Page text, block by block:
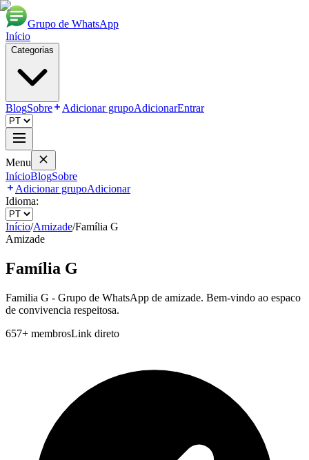
Grupo de WhatsApp
Início
Categorias
BlogSobre Adicionar grupoAdicionarEntrar
Menu
InícioBlogSobre
Adicionar grupoAdicionar
Idioma:
Início/Amizade/Família G
Amizade
Família G
Familia G - Grupo de WhatsApp de amizade. Bem-vindo ao espaco
de convivencia respeitosa.
657+ membrosLink direto